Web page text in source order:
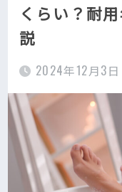
くらい？耐
説
2024年12月3日